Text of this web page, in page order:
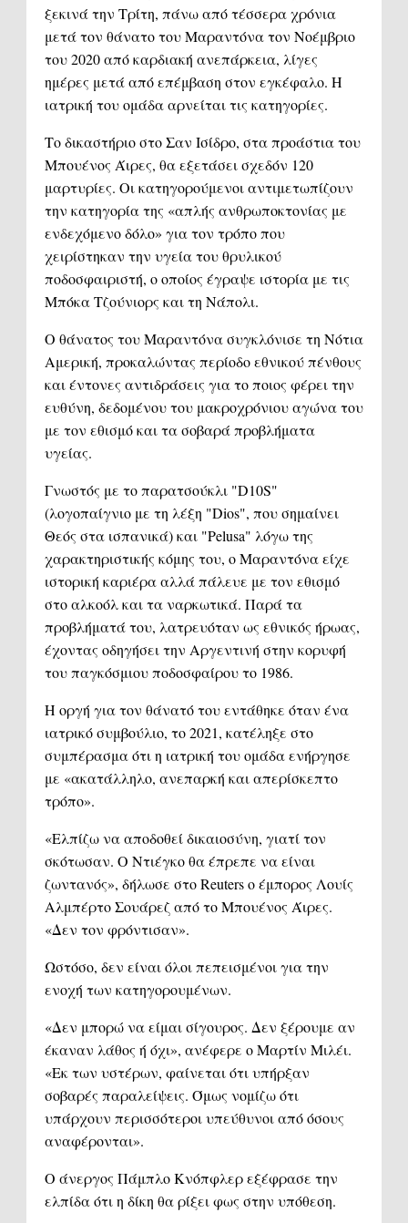
ξεκινά την Τρίτη, πάνω από τέσσερα χρόνια
μετά τον θάνατο του Μαραντόνα τον Νοέμβριο
του 2020 από καρδιακή ανεπάρκεια, λίγες
ημέρες μετά από επέμβαση στον εγκέφαλο. Η
ιατρική του ομάδα αρνείται τις κατηγορίες.
Το δικαστήριο στο Σαν Ισίδρο, στα προάστια του
Μπουένος Άιρες, θα εξετάσει σχεδόν 120
μαρτυρίες. Οι κατηγορούμενοι αντιμετωπίζουν
την κατηγορία της «απλής ανθρωποκτονίας με
ενδεχόμενο δόλο» για τον τρόπο που
χειρίστηκαν την υγεία του θρυλικού
ποδοσφαιριστή, ο οποίος έγραψε ιστορία με τις
Μπόκα Τζούνιορς και τη Νάπολι.
Ο θάνατος του Μαραντόνα συγκλόνισε τη Νότια
Αμερική, προκαλώντας περίοδο εθνικού πένθους
και έντονες αντιδράσεις για το ποιος φέρει την
ευθύνη, δεδομένου του μακροχρόνιου αγώνα του
με τον εθισμό και τα σοβαρά προβλήματα
υγείας.
Γνωστός με το παρατσούκλι "D10S"
(λογοπαίγνιο με τη λέξη "Dios", που σημαίνει
Θεός στα ισπανικά) και "Pelusa" λόγω της
χαρακτηριστικής κόμης του, ο Μαραντόνα είχε
ιστορική καριέρα αλλά πάλευε με τον εθισμό
στο αλκοόλ και τα ναρκωτικά. Παρά τα
προβλήματά του, λατρευόταν ως εθνικός ήρωας,
έχοντας οδηγήσει την Αργεντινή στην κορυφή
του παγκόσμιου ποδοσφαίρου το 1986.
Η οργή για τον θάνατό του εντάθηκε όταν ένα
ιατρικό συμβούλιο, το 2021, κατέληξε στο
συμπέρασμα ότι η ιατρική του ομάδα ενήργησε
με «ακατάλληλο, ανεπαρκή και απερίσκεπτο
τρόπο».
«Ελπίζω να αποδοθεί δικαιοσύνη, γιατί τον
σκότωσαν. Ο Ντιέγκο θα έπρεπε να είναι
ζωντανός», δήλωσε στο Reuters ο έμπορος Λουίς
Αλμπέρτο Σουάρεζ από το Μπουένος Άιρες.
«Δεν τον φρόντισαν».
Ωστόσο, δεν είναι όλοι πεπεισμένοι για την
ενοχή των κατηγορουμένων.
«Δεν μπορώ να είμαι σίγουρος. Δεν ξέρουμε αν
έκαναν λάθος ή όχι», ανέφερε ο Μαρτίν Μιλέι.
«Εκ των υστέρων, φαίνεται ότι υπήρξαν
σοβαρές παραλείψεις. Όμως νομίζω ότι
υπάρχουν περισσότεροι υπεύθυνοι από όσους
αναφέρονται».
Ο άνεργος Πάμπλο Κνόπφλερ εξέφρασε την
ελπίδα ότι η δίκη θα ρίξει φως στην υπόθεση.